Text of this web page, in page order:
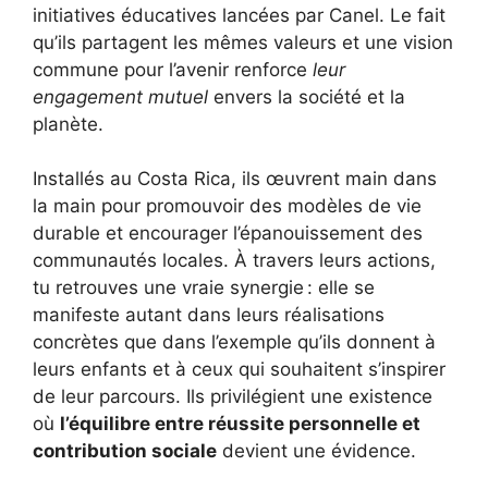
initiatives éducatives lancées par Canel. Le fait
qu’ils partagent les mêmes valeurs et une vision
commune pour l’avenir renforce leur
engagement mutuel envers la société et la
planète.
Installés au Costa Rica, ils œuvrent main dans
la main pour promouvoir des modèles de vie
durable et encourager l’épanouissement des
communautés locales. À travers leurs actions,
tu retrouves une vraie synergie : elle se
manifeste autant dans leurs réalisations
concrètes que dans l’exemple qu’ils donnent à
leurs enfants et à ceux qui souhaitent s’inspirer
de leur parcours. Ils privilégient une existence
où l’équilibre entre réussite personnelle et
contribution sociale devient une évidence.